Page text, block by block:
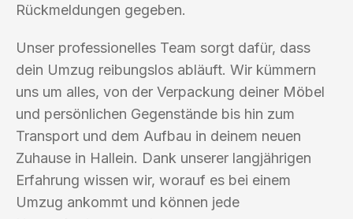
Rückmeldungen gegeben.
Unser professionelles Team sorgt dafür, dass
dein Umzug reibungslos abläuft. Wir kümmern
uns um alles, von der Verpackung deiner Möbel
und persönlichen Gegenstände bis hin zum
Transport und dem Aufbau in deinem neuen
Zuhause in Hallein. Dank unserer langjährigen
Erfahrung wissen wir, worauf es bei einem
Umzug ankommt und können jede